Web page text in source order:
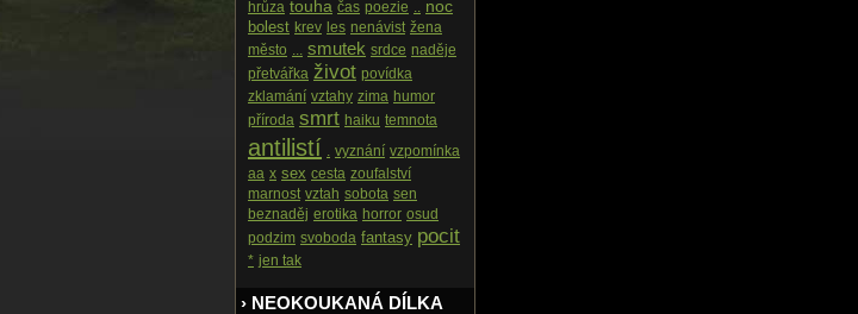
hrůza touha čas poezie .. noc
bolest krev les nenávist žena
město ... smutek srdce naděje
přetvářka život povídka
zklamání vztahy zima humor
příroda smrt haiku temnota
antilistí . vyznání vzpomínka
aa x sex cesta zoufalství
marnost vztah sobota sen
beznaděj erotika horror osud
podzim svoboda fantasy pocit
* jen tak
› NEOKOUKANÁ DÍLKA